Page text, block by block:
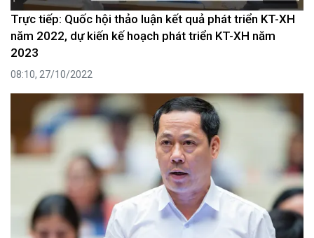
Trực tiếp: Quốc hội thảo luận kết quả phát triển KT-XH
năm 2022, dự kiến kế hoạch phát triển KT-XH năm
2023
08:10, 27/10/2022